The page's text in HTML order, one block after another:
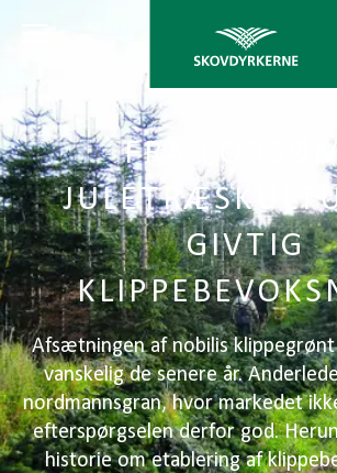
FRA
GIVTIG
Afsætningen af nobilis
vanskelig de senere år.
nordmannsgran, hvor markedet
efterspørgselen derfor god.
historie om etablering af